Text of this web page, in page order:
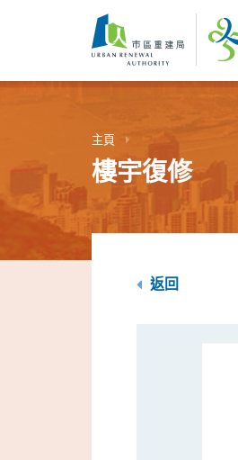
內
主頁
樓宇復修
返回